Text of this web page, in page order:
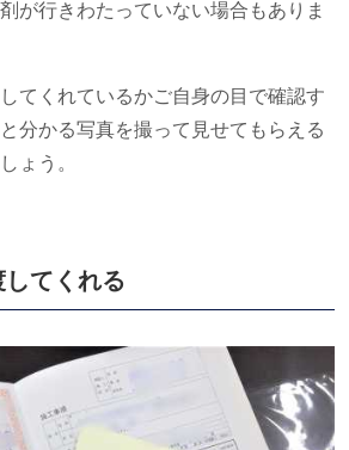
が行きわたっていない場合もありま
てくれているかご自身の目で確認す
分かる写真を撮って見せてもらえる
ょう。
てくれる